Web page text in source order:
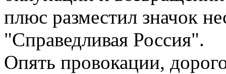
плюс разместил значок
"Справедливая Россия".
Опять провокации,